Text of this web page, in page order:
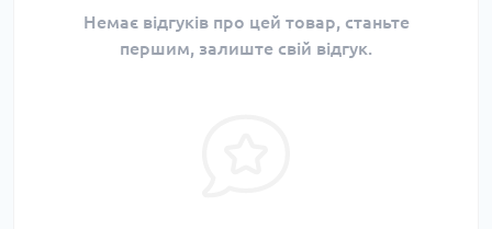
Немає відгуків про цей товар, станьте
першим, залиште свій відгук.